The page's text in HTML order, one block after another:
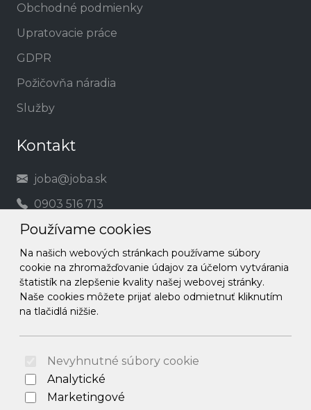
Používame cookies
Na našich webových stránkach používame súbory
cookie na zhromažďovanie údajov za účelom vytvárania
štatistík na zlepšenie kvality našej webovej stránky.
Naše cookies môžete prijať alebo odmietnuť kliknutím
na tlačidlá nižšie.
Nevyhnutné súbory cookie
Analytické
Marketingové
Obchodné podmienky
Upratovacie práce
GDPR
Požičovňa náradia
Služby
Kontakt
joba@joba.sk
0903 516 713
Facebook
Instagram
© 2026 Arrabella s.r.o., mayabella s.r.o., Všetky práva